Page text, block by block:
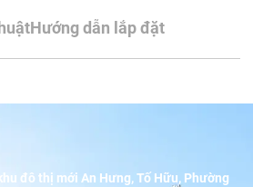
Hướng dẫn lắp đặt
đô thị mới An Hưng, Tố Hữu, Phường